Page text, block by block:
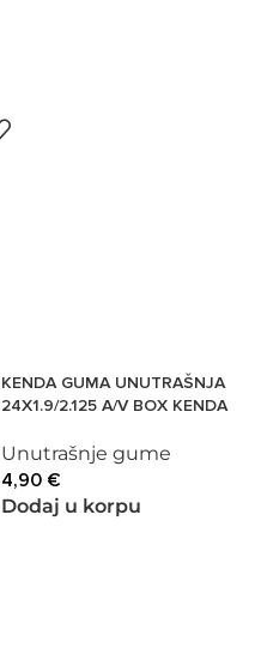
KENDA GUMA UNUTRAŠNJA
24X1.9/2.125 A/V BOX KENDA
Unutrašnje gume
4,90 €
Dodaj u korpu